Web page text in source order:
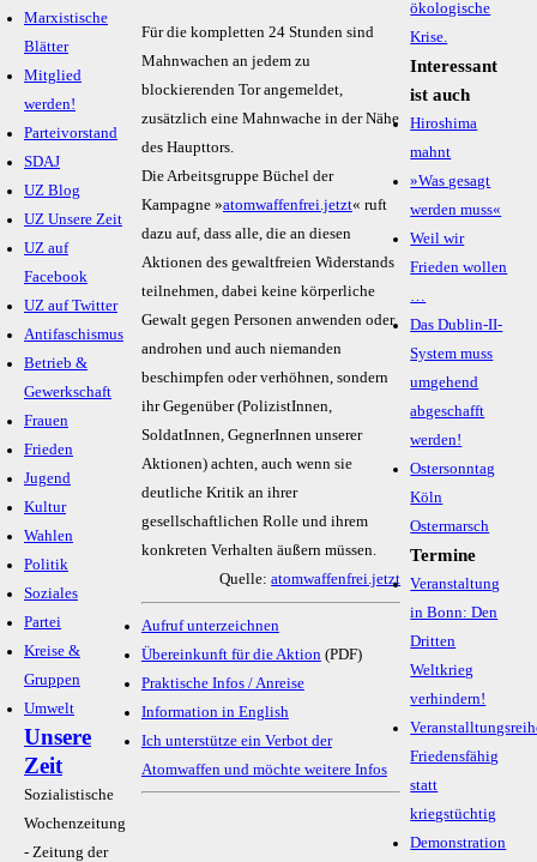
Marxistische
Blätter
Mitglied
werden!
Parteivorstand
SDAJ
UZ Blog
UZ Unsere Zeit
UZ auf
Facebook
UZ auf Twitter
Antifaschismus
Betrieb &
Gewerkschaft
Frauen
Frieden
Jugend
Kultur
Wahlen
Politik
Soziales
Partei
Kreise &
Gruppen
Umwelt
Unsere
Zeit
Sozialistische
Wochenzeitung
- Zeitung der
Für die kompletten 24 Stunden sind
Mahnwachen an jedem zu
blockierenden Tor angemeldet,
zusätzlich eine Mahnwache in der Nähe
des Haupttors.
Die Arbeitsgruppe Büchel der
Kampagne »atomwaffenfrei.jetzt« ruft
dazu auf, dass alle, die an diesen
Aktionen des gewaltfreien Widerstands
teilnehmen, dabei keine körperliche
Gewalt gegen Personen anwenden oder
androhen und auch niemanden
beschimpfen oder verhöhnen, sondern
ihr Gegenüber (PolizistInnen,
SoldatInnen, GegnerInnen unserer
Aktionen) achten, auch wenn sie
deutliche Kritik an ihrer
gesellschaftlichen Rolle und ihrem
konkreten Verhalten äußern müssen.
Quelle:atomwaffenfrei.jetzt
Aufruf unterzeichnen
Übereinkunft für die Aktion(PDF)
Praktische Infos / Anreise
Information in English
Ich unterstütze ein Verbot der
Atomwaffen und möchte weitere Infos
Interessant
ist auch
Hiroshima
mahnt
»Was gesagt
werden muss«
Weil wir
Frieden wollen
…
Das Dublin-II-
System muss
umgehend
abge­schafft
werden!
Ostersonntag
Köln
Ostermarsch
Termine
Veranstaltung
in Bonn: Den
Dritten
Weltkrieg
verhindern!
Friedensfähig
statt
kriegstüchtig
Demonstration